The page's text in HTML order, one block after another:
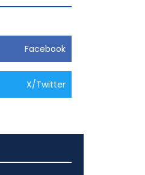
Facebook
X/Twitter